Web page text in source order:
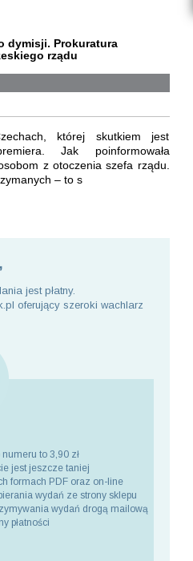
dymisji. Prokuratura
rządu
której skutkiem jest
Jak poinformowała
z otoczenia szefa rządu.
– to s
jest płatny.
oferujący szeroki wachlarz
to 3,90 zł
jest jeszcze taniej
formach PDF oraz on-line
wydań ze strony sklepu
wydań drogą mailową
płatności